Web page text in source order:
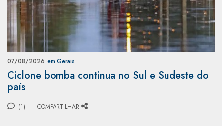
07/08/2026 em Gerais
Ciclone bomba continua no Sul e Sudeste do
país
(1) COMPARTILHAR